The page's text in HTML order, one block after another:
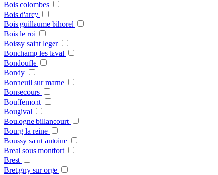
Bois colombes
Bois d'arcy
Bois guillaume bihorel
Bois le roi
Boissy saint leger
Bonchamp les laval
Bondoufle
Bondy
Bonneuil sur marne
Bonsecours
Bouffemont
Bougival
Boulogne billancourt
Bourg la reine
Boussy saint antoine
Breal sous montfort
Brest
Bretigny sur orge